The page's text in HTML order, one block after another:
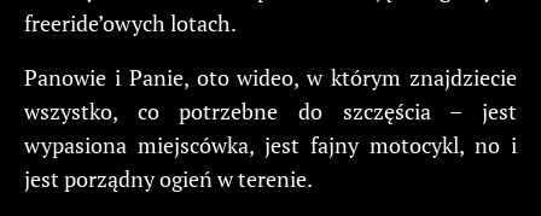
freeride’owych lotach.
Panowie i Panie, oto wideo, w którym znajdziecie
wszystko, co potrzebne do szczęścia – jest
wypasiona miejscówka, jest fajny motocykl, no i
jest porządny ogień w terenie.